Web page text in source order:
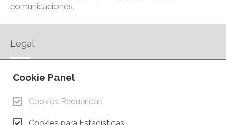
comunicaciones.
Legal
AVISO LEGAL
CONTACTO
Cookie Panel
Cookies Requeridas